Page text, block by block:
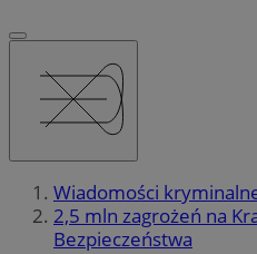
Wiadomości
2,5 mln zagrożeń na
Bezpieczeństwa